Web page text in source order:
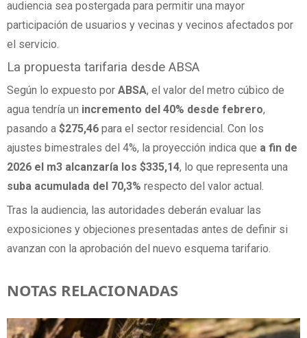
audiencia sea postergada para permitir una mayor
participación de usuarios y vecinas y vecinos afectados por
el servicio.
La propuesta tarifaria desde ABSA
Según lo expuesto por ABSA, el valor del metro cúbico de
agua tendría un incremento del 40% desde febrero,
pasando a $275,46 para el sector residencial. Con los
ajustes bimestrales del 4%, la proyección indica que a fin de
2026 el m3 alcanzaría los $335,14, lo que representa una
suba acumulada del 70,3% respecto del valor actual.
Tras la audiencia, las autoridades deberán evaluar las
exposiciones y objeciones presentadas antes de definir si
avanzan con la aprobación del nuevo esquema tarifario.
NOTAS RELACIONADAS